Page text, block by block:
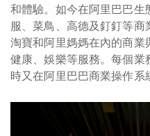
和體驗。如今在阿里巴巴生
服、菜鳥、高德及釘釘等商
淘寶和阿里媽媽在內的商
健康、娛樂等服務。每個
時又在阿里巴巴商業操作系